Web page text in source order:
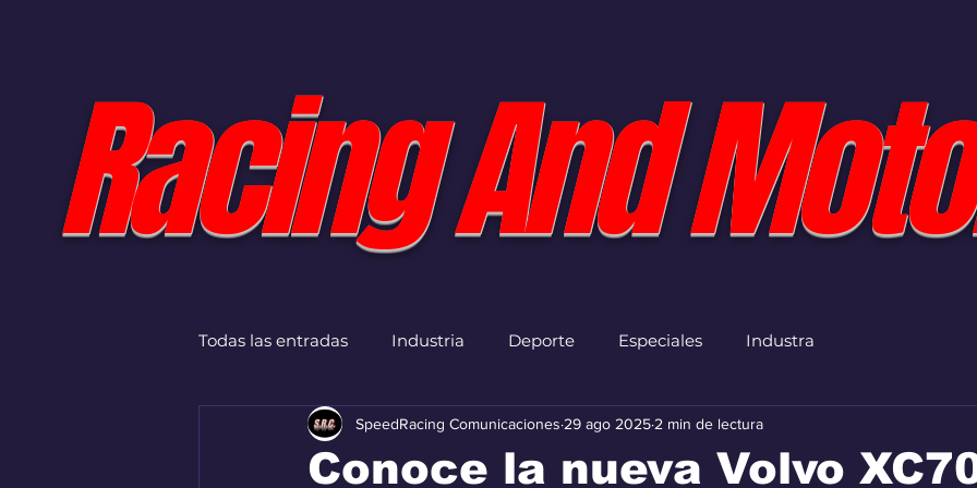
Racing And
Todas las entradas Industria Deporte Especiales Industra
Conoce la nueva Volvo
SpeedRacing Comunicaciones 29 ago 2025 2 min de lectura